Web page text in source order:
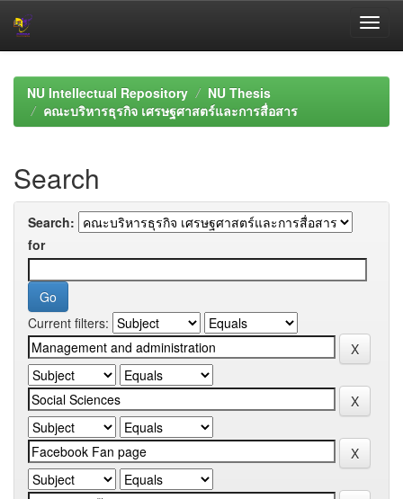
navigationNU Intellectual Repository
NU Thesis
คณะบริหารธุรกิจ เศรษฐศาสตร์และการสื่อสาร
Search
Search:
for
Current filters: